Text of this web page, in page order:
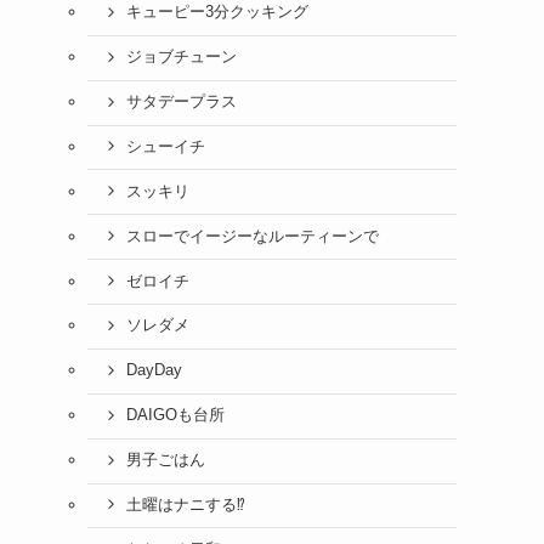
キューピー3分クッキング
ジョブチューン
サタデープラス
シューイチ
スッキリ
スローでイージーなルーティーンで
ゼロイチ
ソレダメ
DayDay
DAIGOも台所
男子ごはん
土曜はナニする⁉